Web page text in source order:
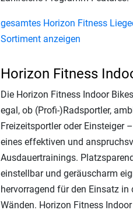
gesamtes Horizon Fitness
Sortiment anzeigen
Horizon Fitness
Die Horizon Fitness Indoor
egal, ob (Profi-)Radsportler,
Freizeitsportler oder Einsteiger
eines effektiven und
Ausdauertrainings.
einstellbar und geräuscharm
hervorragend für den Einsatz in
Wänden. Horizon Fitness